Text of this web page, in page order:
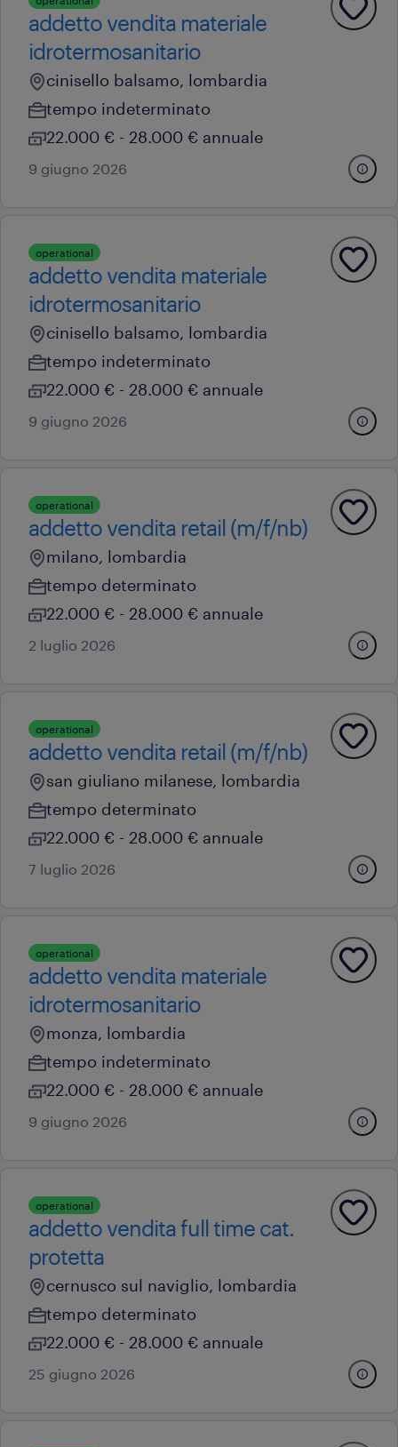
addetto vendita materiale
idrotermosanitario
cinisello balsamo, lombardia
tempo indeterminato
22.000 € - 28.000 € annuale
9 giugno 2026
operational
addetto vendita materiale
idrotermosanitario
cinisello balsamo, lombardia
tempo indeterminato
22.000 € - 28.000 € annuale
9 giugno 2026
operational
addetto vendita retail (m/f/nb)
milano, lombardia
tempo determinato
22.000 € - 28.000 € annuale
2 luglio 2026
operational
addetto vendita retail (m/f/nb)
san giuliano milanese, lombardia
tempo determinato
22.000 € - 28.000 € annuale
7 luglio 2026
operational
addetto vendita materiale
idrotermosanitario
monza, lombardia
tempo indeterminato
22.000 € - 28.000 € annuale
9 giugno 2026
operational
addetto vendita full time cat.
protetta
cernusco sul naviglio, lombardia
tempo determinato
22.000 € - 28.000 € annuale
25 giugno 2026